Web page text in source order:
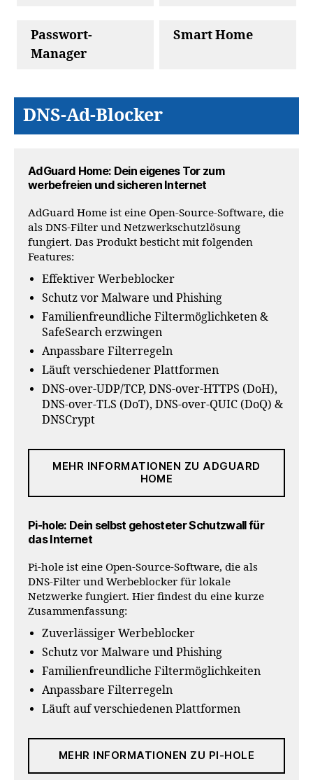
Passwort-
Manager
Smart Home
DNS-Ad-Blocker
AdGuard Home: Dein eigenes Tor zum
werbefreien und sicheren Internet
AdGuard Home ist eine Open-Source-Software, die
als DNS-Filter und Netzwerkschutzlösung
fungiert. Das Produkt besticht mit folgenden
Features:
Effektiver Werbeblocker
Schutz vor Malware und Phishing
Familienfreundliche Filtermöglichketen &
SafeSearch erzwingen
Anpassbare Filterregeln
Läuft verschiedener Plattformen
DNS-over-UDP/TCP, DNS-over-HTTPS (DoH),
DNS-over-TLS (DoT), DNS-over-QUIC (DoQ) &
DNSCrypt
MEHR INFORMATIONEN ZU ADGUARD
HOME
Pi-hole: Dein selbst gehosteter Schutzwall für
das Internet
Pi-hole ist eine Open-Source-Software, die als
DNS-Filter und Werbeblocker für lokale
Netzwerke fungiert. Hier findest du eine kurze
Zusammenfassung:
Zuverlässiger Werbeblocker
Schutz vor Malware und Phishing
Familienfreundliche Filtermöglichkeiten
Anpassbare Filterregeln
Läuft auf verschiedenen Plattformen
MEHR INFORMATIONEN ZU PI-HOLE